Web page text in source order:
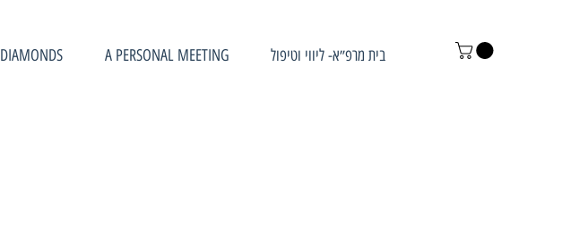
DIAMONDS A PERSONAL MEETING בית מרפ״א- ליווי וטיפול